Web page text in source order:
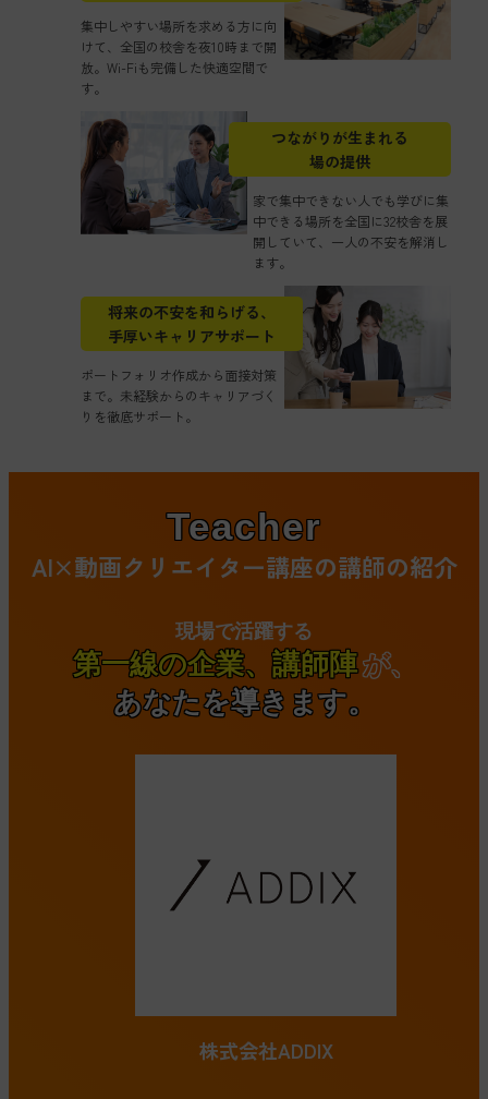
集中しやすい場所を求める方に向
けて、全国の校舎を夜10時まで開
放。Wi-Fiも完備した快適空間で
す。
つながりが生まれる
場の提供
家で集中できない人でも学びに集
中できる場所を全国に32校舎を展
開していて、一人の不安を解消し
ます。
将来の不安を和らげる、
手厚いキャリアサポート
ポートフォリオ作成から面接対策
まで。未経験からのキャリアづく
りを徹底サポート。
AI×動画クリエイター講座の講師の紹介
Teacher
現場で活躍する
第一線の企業、講師陣 が、
あなたを導きます。
株式会社ADDIX